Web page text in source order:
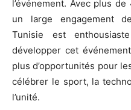
l’événement. Avec plus
un large engagement
Tunisie est
développer cet
plus d’opportunités pour
célébrer le sport, la
l’unité.